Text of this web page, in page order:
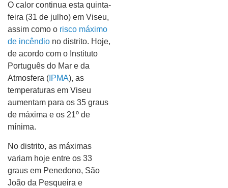
O calor continua esta quinta-
feira (31 de julho) em Viseu,
assim como o risco máximo
de incêndio no distrito. Hoje,
de acordo com o Instituto
Português do Mar e da
Atmosfera ( IPMA), as
temperaturas em Viseu
aumentam para os 35 graus
de máxima e os 21º de
mínima.
No distrito, as máximas
variam hoje entre os 33
graus em Penedono, São
João da Pesqueira e